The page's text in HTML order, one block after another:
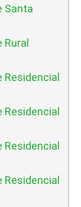
Santa
Rural
Residencial
Residencial
Residencial
Residencial